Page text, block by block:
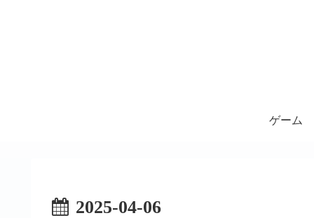
ゲーム
2025-04-06